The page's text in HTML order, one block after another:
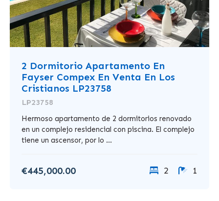
2 Dormitorio Apartamento En
Fayser Compex En Venta En Los
Cristianos LP23758
LP23758
Hermoso apartamento de 2 dormitorios renovado
en un complejo residencial con piscina. El complejo
tiene un ascensor, por lo ...
€445,000.00 2 1